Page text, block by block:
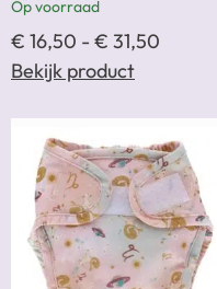
Op voorraad
€ 16,50 - € 31,50
Bekijk product